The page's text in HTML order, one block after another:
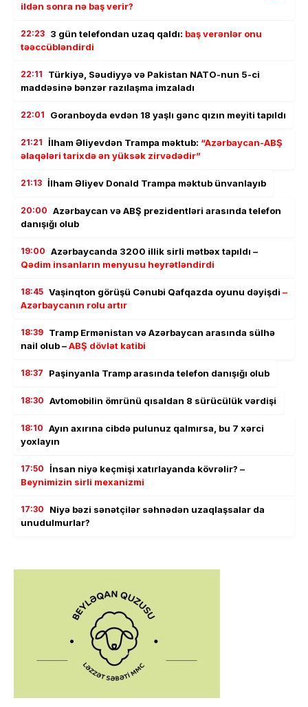
ildən sonra nə baş verir?
22:23 3 gün telefondan uzaq qaldı: baş verənlər onu
təəccübləndirdi
22:11
Türkiyə, Səudiyyə və Pakistan NATO-nun 5-ci
maddəsinə bənzər razılaşma imzaladı
22:01 Goranboyda evdən 18 yaşlı gənc qızın meyiti tapıldı
21:21 İlham Əliyevdən Trampa məktub: “Azərbaycan-ABŞ
əlaqələri tarixdə ən yüksək zirvədədir”
21:13 İlham Əliyev Donald Trampa məktub ünvanlayıb
20:00 Azərbaycan və ABŞ prezidentləri arasında telefon
danışığı olub
19:00 Azərbaycanda 3200 illik sirli mətbəx tapıldı –
Qədim insanların menyusu heyrətləndirdi
18:45 Vaşinqton görüşü Cənubi Qafqazda oyunu dəyişdi –
Azərbaycanın rolu artır
18:39 Tramp Ermənistan və Azərbaycan arasında sülhə
nail olub –ABŞ dövlət katibi
18:37 Paşinyanla Tramp arasında telefon danışığı olub
18:30 Avtomobilin ömrünü qısaldan 8 sürücülük vərdişi
18:10 Ayın axırına cibdə pulunuz qalmırsa, bu 7 xərci
yoxlayın
17:50 İnsan niyə keçmişi xatırlayanda kövrəlir? –
Beynimizin sirli mexanizmi
17:30
Niyə bəzi sənətçilər səhnədən uzaqlaşsalar da
unudulmurlar?